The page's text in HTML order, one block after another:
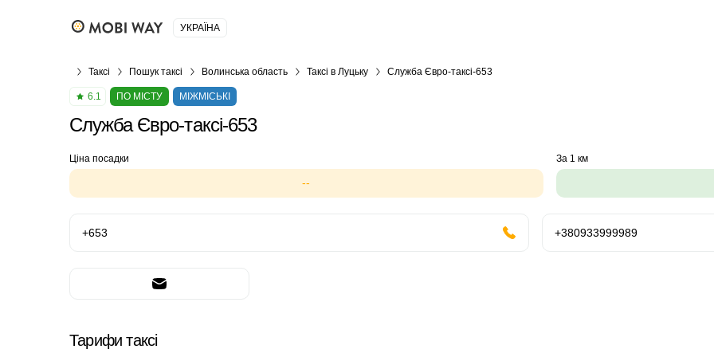
УКРАЇНА
Таксі Пошук таксі Волинська область Таксі в Луцьку Служба Євро-таксі-653
6.1 ПО МІСТУ МІЖМІСЬКІ
Служба Євро-таксі-653
Ціна посадки
--
За 1 км
+653 +380933999989
Тарифи таксі